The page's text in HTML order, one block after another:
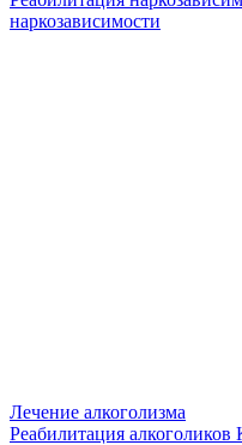
наркозависимости
Лечение алкоголизма
Реабилитация алкоголиков